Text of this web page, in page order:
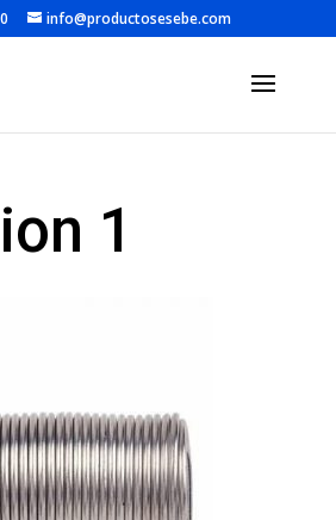
info@productosesebe.com
1